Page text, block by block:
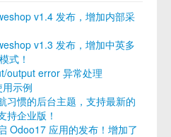
v1.4 发布，增加内部采
v1.3 发布，增加中英多
式！
output error 异常处理
示例
习惯的后台主题，支持最新的
持企业版！
Odoo17 应用的发布！增加了